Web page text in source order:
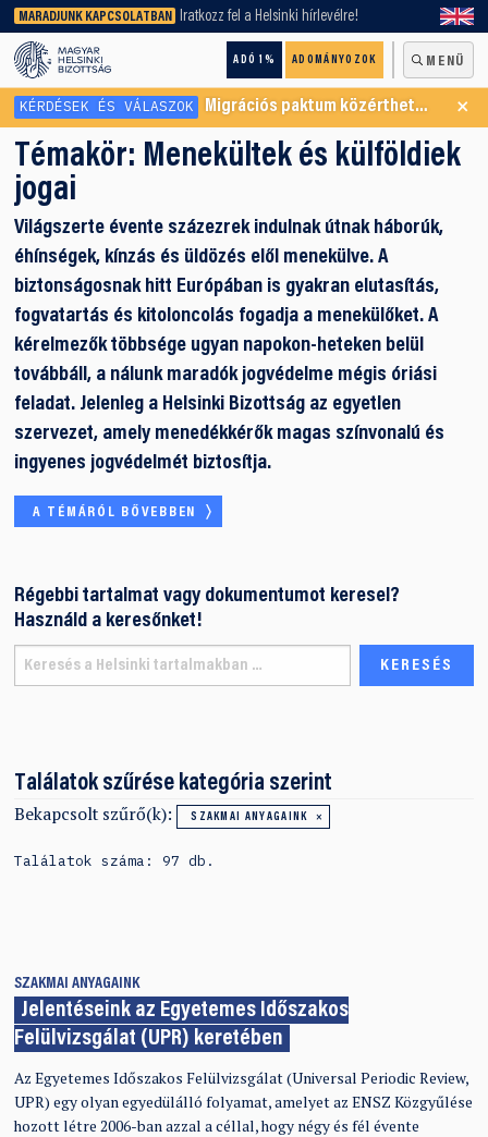
MARADJUNK KAPCSOLATBAN Iratkozz fel a Helsinki hírlevélre!
ADÓ 1% ADOMÁNYOZOK MENÜ
keresőnket!
KÉRDÉSEK ÉS VÁLASZOK Migrációs paktum közérthetően ×
Témakör: Menekültek és külföldiek
jogai
Világszerte évente százezrek indulnak útnak háborúk,
éhínségek, kínzás és üldözés elől menekülve. A
biztonságosnak hitt Európában is gyakran elutasítás,
fogvatartás és kitoloncolás fogadja a menekülőket. A
kérelmezők többsége ugyan napokon-heteken belül
továbbáll, a nálunk maradók jogvédelme mégis óriási
feladat. Jelenleg a Helsinki Bizottság az egyetlen
szervezet, amely menedékkérők magas színvonalú és
ingyenes jogvédelmét biztosítja.
A TÉMÁRÓL BŐVEBBEN
Régebbi tartalmat vagy dokumentumot keresel?
Használd a keresőnket!
Találatok szűrése kategória szerint
Bekapcsolt szűrő(k): SZAKMAI ANYAGAINK
Találatok száma: 97 db.
SZAKMAI ANYAGAINK
Jelentéseink az Egyetemes Időszakos
Felülvizsgálat (UPR) keretében
Az Egyetemes Időszakos Felülvizsgálat (Universal Periodic Review,
UPR) egy olyan egyedülálló folyamat, amelyet az ENSZ Közgyűlése
hozott létre 2006-ban azzal a céllal, hogy négy és fél évente